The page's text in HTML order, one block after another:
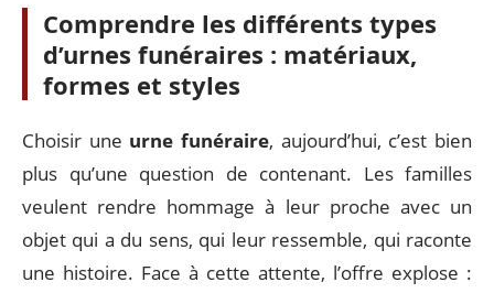
Comprendre les différents types
d’urnes funéraires : matériaux,
formes et styles
Choisir une urne funéraire, aujourd’hui, c’est bien
plus qu’une question de contenant. Les familles
veulent rendre hommage à leur proche avec un
objet qui a du sens, qui leur ressemble, qui raconte
une histoire. Face à cette attente, l’offre explose :